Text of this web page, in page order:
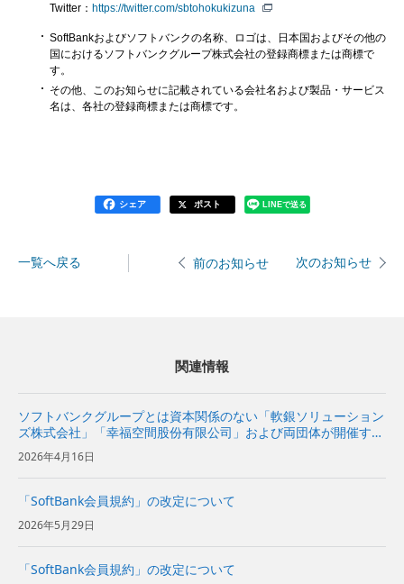
Twitter： https://twitter.com/sbtohokukizuna
SoftBankおよびソフトバンクの名称、ロゴは、日本国およびその他の
国におけるソフトバンクグループ株式会社の登録商標または商標で
す。
その他、このお知らせに記載されている会社名および製品・サービス
名は、各社の登録商標または商標です。
シェア ポスト LINEで送る
一覧へ戻る 前のお知らせ 次のお知らせ
関連情報
ソフトバンクグループとは資本関係のない「軟銀ソリューション
ズ株式会社」「幸福空間股份有限公司」および両団体が開催する
イベントについて
2026年4月16日
「SoftBank会員規約」の改定について
2026年5月29日
「SoftBank会員規約」の改定について